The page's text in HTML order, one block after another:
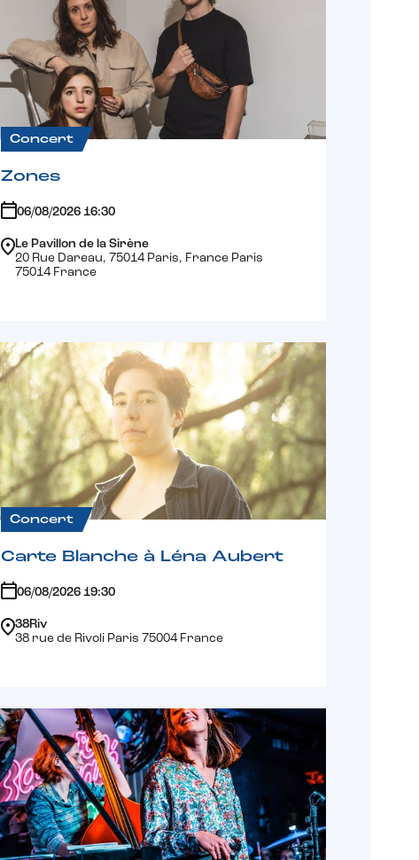
Concert
Zones
06/08/2026 16:30
Le Pavillon de la Sirène
20 Rue Dareau, 75014 Paris, France Paris
75014 France
Concert
Carte Blanche à Léna Aubert
06/08/2026 19:30
38Riv
38 rue de Rivoli Paris 75004 France